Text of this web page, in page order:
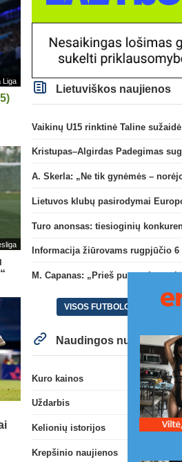
Liga
Lietuviškos naujienos
VISOS FUTBOLO NAUJIENOS
Naudingos nuorodos
Kuro kainos
Uždarbis
Kelionių istorijos
Krepšinio naujienos